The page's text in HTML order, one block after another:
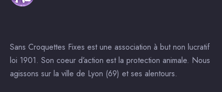
Sans Croquettes Fixes est une association à but non lucratif
loi 1901. Son coeur d’action est la protection animale. Nous
agissons sur la ville de Lyon (69) et ses alentours.